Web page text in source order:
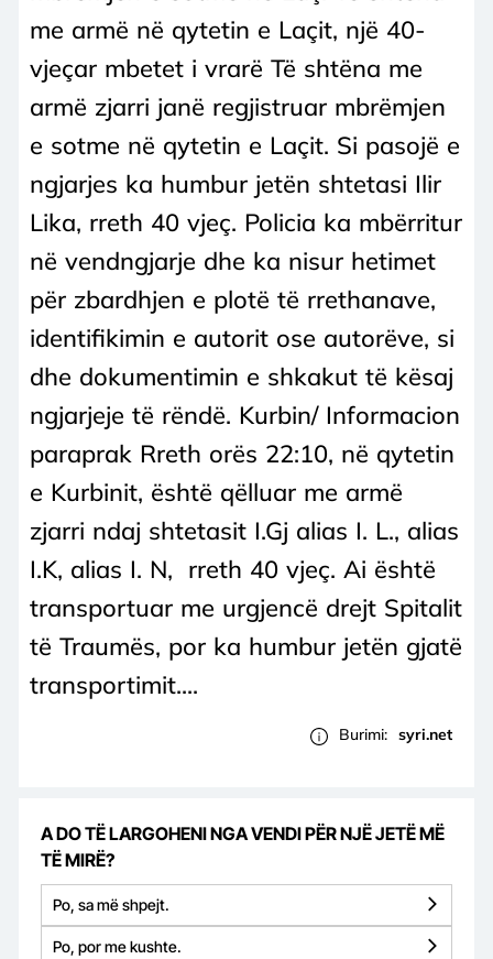
me armë në qytetin e Laçit, një 40-
vjeçar mbetet i vrarë Të shtëna me
armë zjarri janë regjistruar mbrëmjen
e sotme në qytetin e Laçit. Si pasojë e
ngjarjes ka humbur jetën shtetasi Ilir
Lika, rreth 40 vjeç. Policia ka mbërritur
në vendngjarje dhe ka nisur hetimet
për zbardhjen e plotë të rrethanave,
identifikimin e autorit ose autorëve, si
dhe dokumentimin e shkakut të kësaj
ngjarjeje të rëndë. Kurbin/ Informacion
paraprak Rreth orës 22:10, në qytetin
e Kurbinit, është qëlluar me armë
zjarri ndaj shtetasit I.Gj alias I. L., alias
I.K, alias I. N, rreth 40 vjeç. Ai është
transportuar me urgjencë drejt Spitalit
të Traumës, por ka humbur jetën gjatë
transportimit....
Burimi: syri.net
A DO TË LARGOHENI NGA VENDI PËR NJË JETË MË
TË MIRË?
Po, sa më shpejt.
Po, por me kushte.